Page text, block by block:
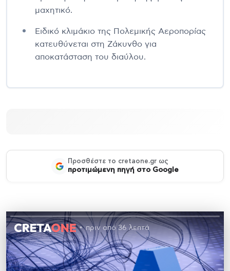
μαχητικό.
Ειδικό κλιμάκιο της Πολεμικής Αεροπορίας
κατευθύνεται στη Ζάκυνθο για
αποκατάσταση του διαύλου.
Προσθέστε το cretaone.gr ως
προτιμώμενη πηγή στο Google
πριν από 36 λεπτά